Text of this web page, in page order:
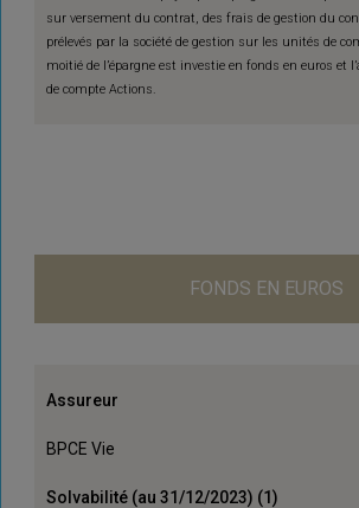
sur versement du contrat, des frais de gestion du
prélevés par la société de gestion sur les unités de
moitié de l’épargne est investie en fonds en euros et
de compte Actions.
FONDS EN EUROS
Assureur
BPCE Vie
Solvabilité (au 31/12/2023) (1)